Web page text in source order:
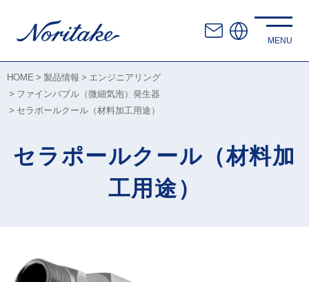
HOME 製品情報
エンジニアリング
ファインバブル（微細気泡）発生器
セラポールクール（材料加工用途）
セラポールクール（材料加
工用途）